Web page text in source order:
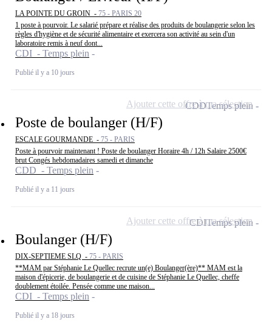
LA POINTE DU GROIN - 75 - PARIS 20
1 poste à pourvoir. Le salarié prépare et réalise des produits de boulangerie selon les
règles d'hygiène et de sécurité alimentaire et exercera son activité au sein d'un
laboratoire remis à neuf dont...
CDI - Temps plein
Publié il y a 10 jours
Poste de boulanger (H/F)
ESCALE GOURMANDE - 75 - PARIS
Poste à pourvoir maintenant ! Poste de boulanger Horaire 4h / 12h Salaire 2500€
brut Congés hebdomadaires samedi et dimanche
CDD - Temps plein
Publié il y a 11 jours
CDDTemps plein
Ajouter cette offre à ma sélection
Boulanger (H/F)
DIX-SEPTIEME SLQ - 75 - PARIS
**MAM par Stéphanie Le Quellec recrute un(e) Boulanger(ère)** MAM est la
maison d'épicerie, de boulangerie et de cuisine de Stéphanie Le Quellec, cheffe
doublement étoilée. Pensée comme une maison...
CDI - Temps plein
Publié il y a 18 jours
CDITemps plein
Ajouter cette offre à ma sélection